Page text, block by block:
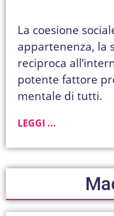
La coesione
appartenenza, la
reciproca
potente fattore
mentale di tutti.
LEGGI ...